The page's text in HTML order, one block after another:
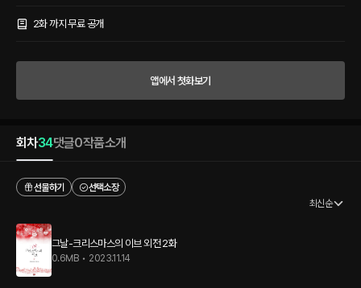
마스이브에 만난 선물 같은 남자. 겨울은 그저, 가장 추운 계절이라고 생각했는데 그와
2화 까지 무료 공개
앱에서 첫화보기
회차34댓글0작품소개
선물하기
선택소장
최신순
그날-크리스마스의 이브 외전 2화
0.6MB • 2023.11.14